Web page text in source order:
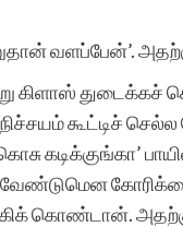
வளப்பேன்’.
கிளாஸ் துடைக்கச்
கூட்டிச்
கடிக்குங்கா’
வேண்டுமென
கொண்டான்.